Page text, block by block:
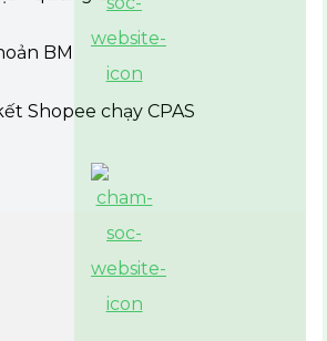
BM
Shopee chạy CPAS